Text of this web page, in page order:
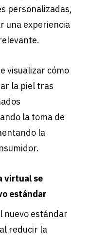
personalizadas,
una experiencia
visualizar cómo
la piel tras
la toma de
la
virtual se
estándar
nuevo estándar
reducir la